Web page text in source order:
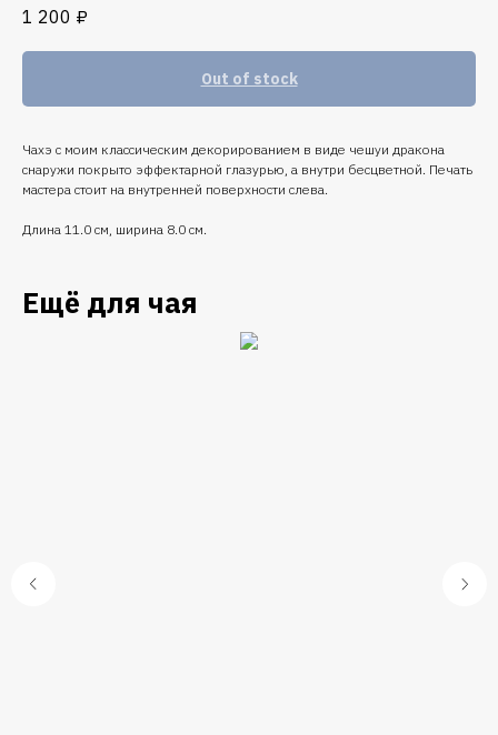
1 200 ₽
Out of stock
Чахэ с моим классическим декорированием в виде чешуи дракона
снаружи покрыто эффектарной глазурью, а внутри бесцветной. Печать
мастера стоит на внутренней поверхности слева.
Длина 11.0 см, ширина 8.0 см.
Ещё для чая